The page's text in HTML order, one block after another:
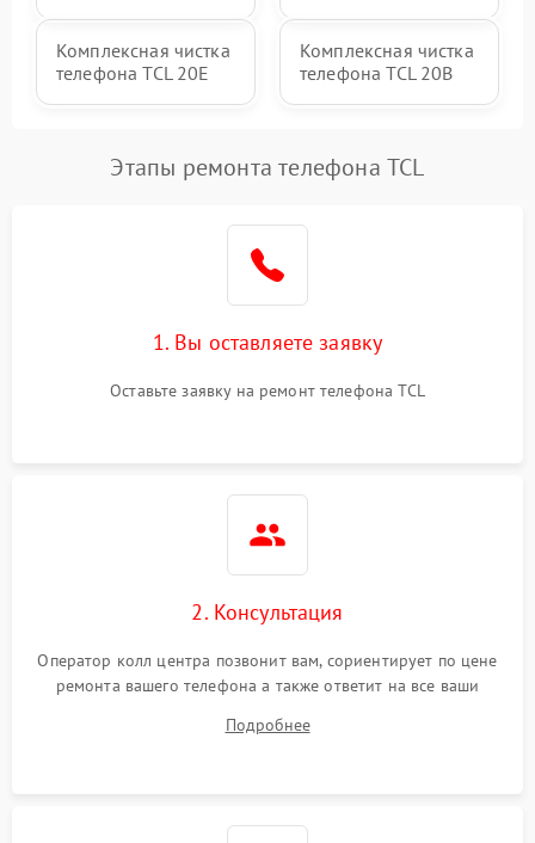
Комплексная чистка
телефона TCL 20E
Комплексная чистка
телефона TCL 20B
Этапы ремонта телефона TCL
1. Вы оставляете заявку
Оставьте заявку на ремонт телефона TCL
2. Консультация
Оператор колл центра позвонит вам, сориентирует по цене
ремонта вашего телефона а также ответит на все ваши
Подробнее